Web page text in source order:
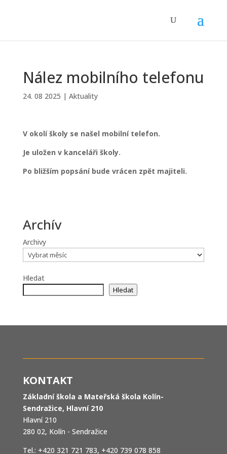
Nález mobilního telefonu
24. 08 2025 | Aktuality
V okolí školy se našel mobilní telefon.
Je uložen v kanceláři školy.
Po bližším popsání bude vrácen zpět majiteli.
Archív
Archivy
Hledat
Hledat
KONTAKT
Základní škola a Mateřská škola Kolín-
Sendražice, Hlavní 210
Hlavní 210
280 02, Kolín - Sendražice
Tel.: +420 321 721 783, +420 739 078 858